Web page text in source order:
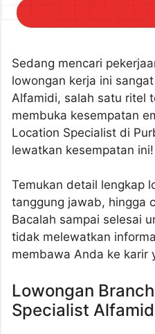
Sedang mencari
lowongan kerja ini
Alfamidi, salah satu ritel
membuka kesempatan
Location Specialist di
lewatkan kesempatan ini!
Temukan detail lengkap
tanggung jawab, hingga
Bacalah sampai selesai
tidak melewatkan
membawa Anda ke karir
Lowongan
Specialist